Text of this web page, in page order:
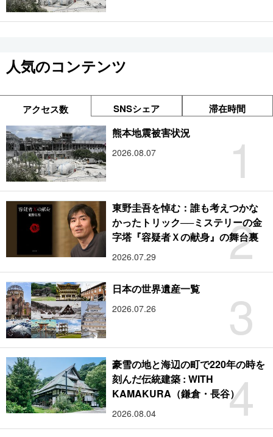
人気のコンテンツ
アクセス数 SNSシェア 滞在時間
1
熊本地震被害状況
2026.08.07
2
東野圭吾を悼む：誰も考えつかな
かったトリック──ミステリーの金
字塔『容疑者Ｘの献身』の舞台裏
2026.07.29
3
日本の世界遺産一覧
2026.07.26
4
豪雪の地と海辺の町で220年の時を
刻んだ伝統建築 : WITH
KAMAKURA（鎌倉・長谷）
2026.08.04